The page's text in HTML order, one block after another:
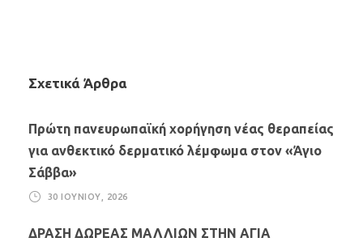
Σχετικά Άρθρα
Πρώτη πανευρωπαϊκή χορήγηση νέας θεραπείας
για ανθεκτικό δερματικό λέμφωμα στον «Άγιο
Σάββα»
30 ΙΟΥΝΊΟΥ, 2026
ΔΡΑΣΗ ΔΩΡΕΑΣ ΜΑΛΛΙΩΝ ΣΤΗΝ ΑΓΙΑ